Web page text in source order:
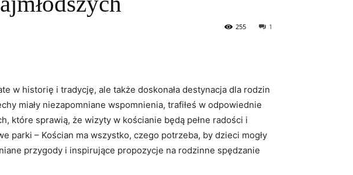
1
255
w historię i tradycję, ale także doskonała destynacja dla rodzin
miały niezapomniane wspomnienia, trafiłeś w odpowiednie
które sprawią, że wizyty w kościanie będą pełne radości i
parki – Kościan ma wszystko, czego potrzeba, by dzieci mogły
przygody i inspirujące propozycje na rodzinne spędzanie